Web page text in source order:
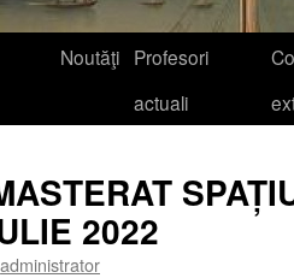
Noutăţi Profesori
actuali
2022
administrator